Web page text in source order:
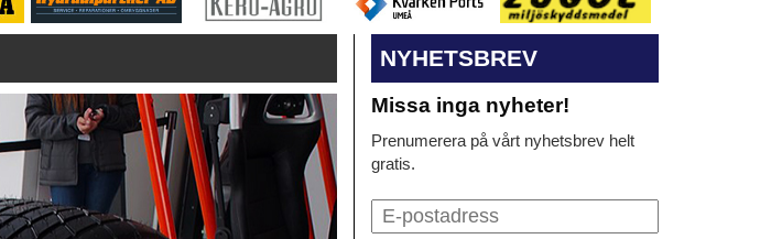
NYHETSBREV
Missa inga nyheter!
Prenumerera på vårt nyhetsbrev helt
gratis.